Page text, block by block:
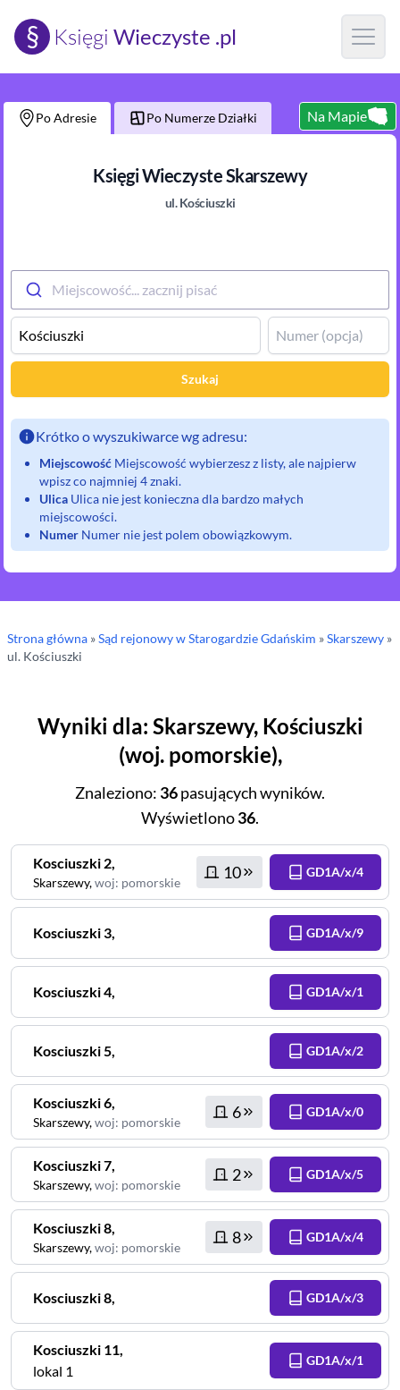
§ Księgi Wieczyste .pl Open
Po Adresie Po Numerze Działki Na Mapie
Księgi WieczysteSkarszewy
ul.Kościuszki
Miejscowość... zacznij pisać
Szukaj
Krótko o wyszukiwarce wg adresu:
Miejscowość Miejscowość wybierzesz z listy, ale najpierw
wpisz co najmniej 4 znaki.
Ulica Ulica nie jest konieczna dla bardzo małych
miejscowości.
Numer Numer nie jest polem obowiązkowym.
Strona główna »Sąd rejonowyw Starogardzie Gdańskim »Skarszewy »
ul. Kościuszki
Wyniki dla: Skarszewy, Kościuszki
(woj. pomorskie),
Znaleziono: 36pasujących wyników.
Wyświetlono36.
Kosciuszki 2,
Skarszewy,woj: pomorskie
10 GD1A/x/4
Kosciuszki3, GD1A/x/9
Kosciuszki4, GD1A/x/1
Kosciuszki5, GD1A/x/2
Kosciuszki6,
Skarszewy,woj: pomorskie
6 GD1A/x/0
Kosciuszki7,
Skarszewy,woj: pomorskie
2 GD1A/x/5
Kosciuszki8,
Skarszewy,woj: pomorskie
8 GD1A/x/4
Kosciuszki8, GD1A/x/3
Kosciuszki 11,
lokal 1
GD1A/x/1